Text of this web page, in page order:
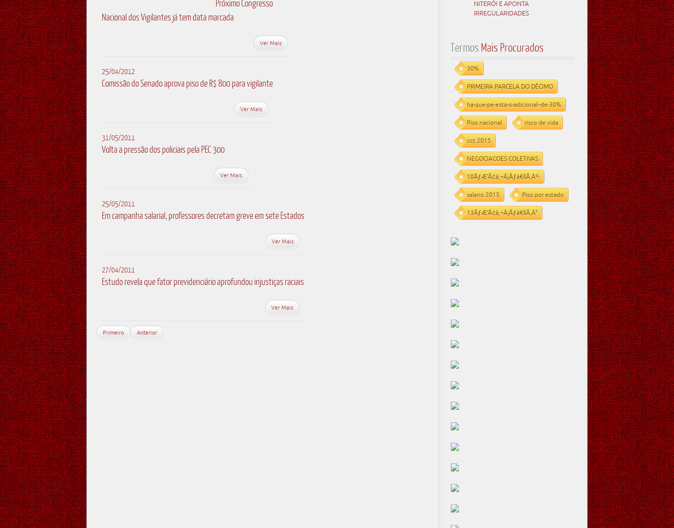
Próximo Congresso
Nacional dos Vigilantes já tem data marcada
Ver Mais
25/04/2012
Comissão do Senado aprova piso de R$ 800 para vigilante
Ver Mais
31/05/2011
Volta a pressão dos policiais pela PEC 300
Ver Mais
25/05/2011
Em campanha salarial, professores decretam greve em sete Estados
Ver Mais
27/04/2011
Estudo revela que fator previdenciário aprofundou injustiças raciais
Ver Mais
Primeiro Anterior
NITERÓI E APONTA
IRREGULARIDADES
Termos Mais Procurados
30%
PRIMEIRA PARCELA DO DÉCIMO
ha-que-pe-esta-o-adicional--de-30%
Piso nacional risco de vida
cct 2015
NEGOCIACOES COLETIVAS
10ÃƒÆ’Ã¢â‚¬Å¡Ãƒâ€šÃ‚Âº-
salario 2015 Piso por estado
13ÃƒÆ’Ã¢â‚¬Å¡Ãƒâ€šÃ‚Â°